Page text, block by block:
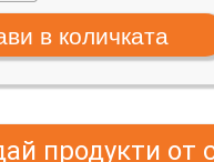
продукти от